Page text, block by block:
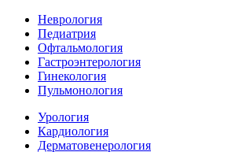
Неврология
Педиатрия
Офтальмология
Гастроэнтерология
Гинекология
Пульмонология
Урология
Кардиология
Дерматовенерология